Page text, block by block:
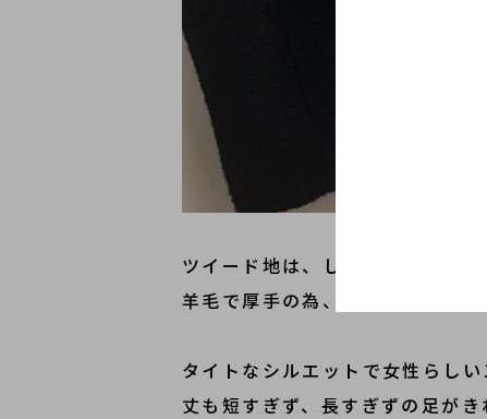
ツイード地は、しなやかで品があ
羊毛で厚手の為、耐久性もあり、
タイトなシルエットで女性らしい
丈も短すぎず、長すぎずの足が